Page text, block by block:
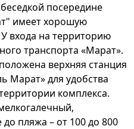
посередине
имеет хорошую
входа на территорию
транспорта «Марат».
верхняя станция
Марат» для удобства
комплекса.
пляжа – от 100 до 800